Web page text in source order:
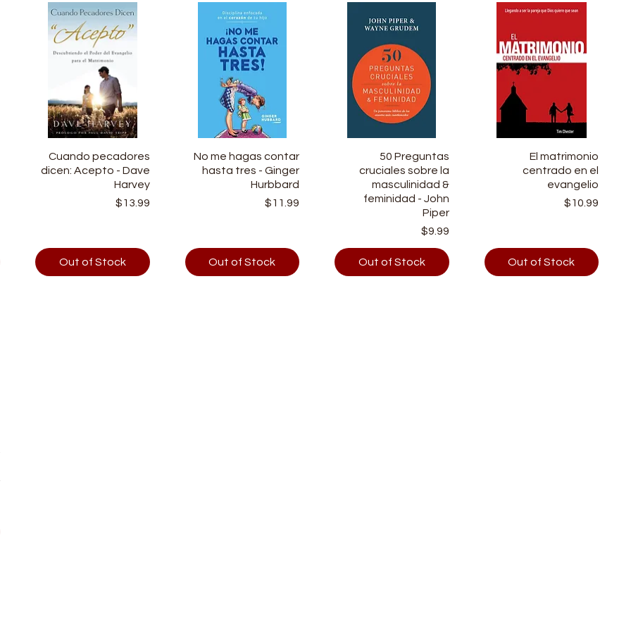
Quick View
Cuando pecadores
dicen: Acepto - Dave
Harvey
Price
$13.99
Out of Stock
Quick View
No me hagas contar
hasta tres - Ginger
Hurbbard
Price
$11.99
Out of Stock
Quick View
50 Preguntas
cruciales sobre la
masculinidad &
feminidad - John
Piper
Price
$9.99
Out of Stock
Quick View
El matrimonio
centrado en el
evangelio
Price
$10.99
Out of Stock